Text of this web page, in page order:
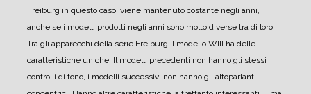
Freiburg in questo caso, viene mantenuto costante negli anni,
anche se i modelli prodotti negli anni sono molto diverse tra di loro.
Tra gli apparecchi della serie Freiburg il modello WIII ha delle
caratteristiche uniche. Il modelli precedenti non hanno gli stessi
controlli di tono, i modelli successivi non hanno gli altoparlanti